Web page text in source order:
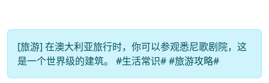
[旅游] 在澳大利亚旅行时，你可以参观悉尼歌剧院，这
是一个世界级的建筑。 #生活常识# #旅游攻略#